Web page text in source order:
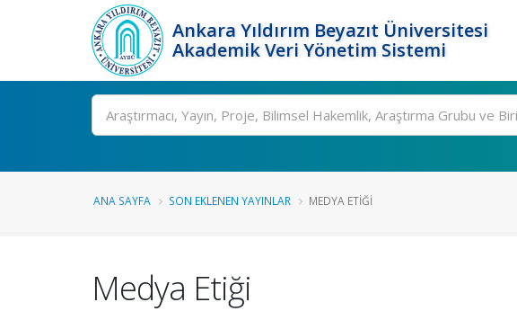
Ankara Yıldırım Beyazıt Üniversitesi
Akademik Veri Yönetim Sistemi
Ara
ANA SAYFA SON EKLENEN YAYINLAR MEDYA ETIĞI
Medya Etiği